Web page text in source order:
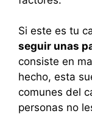
Si este es tu
seguir unas
consiste en
hecho, esta
comunes del
personas no